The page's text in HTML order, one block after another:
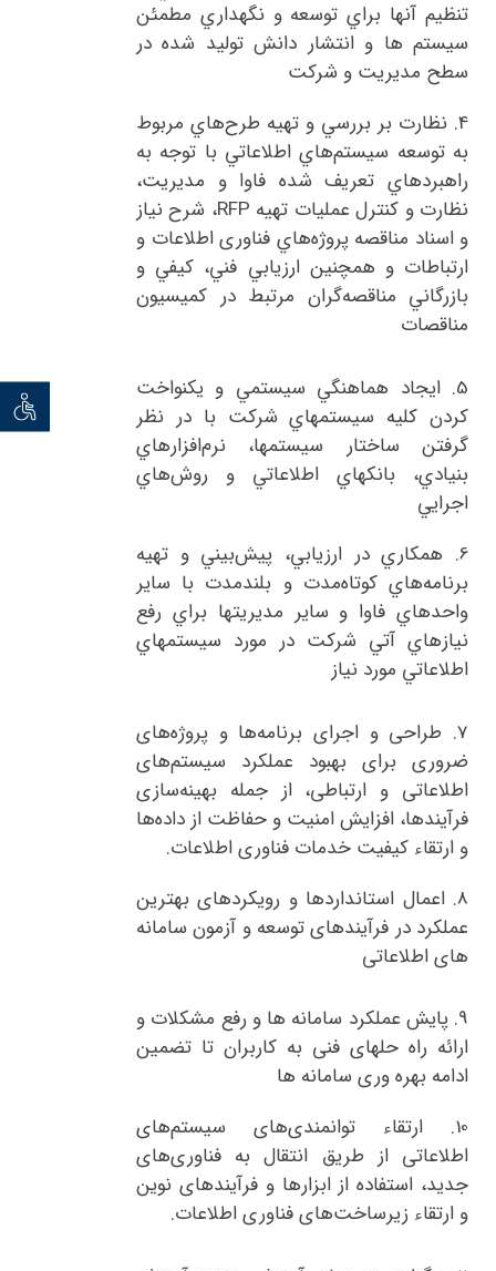
توان
تنظيم آنها براي توسعه و نگهداري مطمئن
سيستم ها و انتشار دانش توليد شده در
سطح مديريت و شركت
4. نظارت بر بررسي و تهيه طرح‌هاي مربوط
به توسعه سيستم‌هاي اطلاعاتي با توجه به
راهبردهاي تعريف شده فاوا و مديريت،
نظارت و کنترل عمليات تهيه RFP، شرح نياز
و اسناد مناقصه پروژه‌هاي فناوری اطلاعات و
ارتباطات و همچنين ارزيابي فني، کيفي و
بازرگاني مناقصه‌گران مرتبط در کميسيون
مناقصات
5. ايجاد هماهنگي سيستمي و يكنواخت
كردن كليه سيستمهاي شركت با در نظر
گرفتن ساختار سيستمها، نرم‌افزارهاي
بنيادي، بانكهاي اطلاعاتي و روش‌هاي
اجرايي
6. همكاري در ارزيابي، پيش‌بيني و تهيه
برنامه‌هاي كوتاه‌مدت و بلندمدت با ساير
واحدهاي فاوا و ساير مديريتها براي رفع
نيازهاي آتي شركت در مورد سيستمهاي
اطلاعاتي مورد نياز
7. طراحی و اجرای برنامه‌ها و پروژه‌های
ضروری برای بهبود عملکرد سیستم‌های
اطلاعاتی و ارتباطی، از جمله بهینه‌سازی
فرآیندها، افزایش امنیت و حفاظت از داده‌ها
و ارتقاء کیفیت خدمات فناوری اطلاعات.
8. اعمال استانداردها و رویکردهای بهترین
عملکرد در فرآیندهای توسعه و آزمون سامانه
های اطلاعاتی
9. پایش عملکرد سامانه ها و رفع مشکلات و
ارائه راه حلهای فنی به کاربران تا تضمین
ادامه بهره وری سامانه ها
10.
ارتقاء توانمندی‌های سیستم‌های
اطلاعاتی از طریق انتقال به فناوری‌های
جدید، استفاده از ابزارها و فرآیندهای نوین
و ارتقاء زیرساخت‌های فناوری اطلاعات.